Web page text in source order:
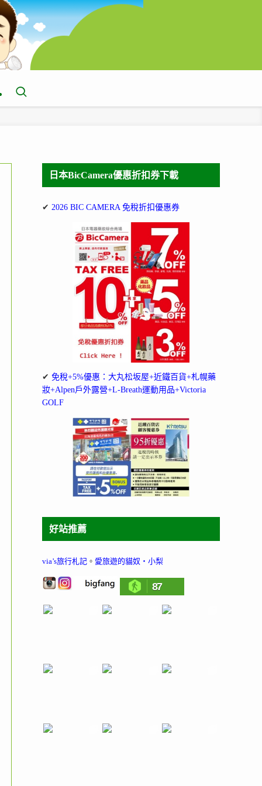
日本BicCamera優惠折扣券下載
✔ 2026 BIC CAMERA 免稅折扣優惠券
✔ 免稅+5%優惠：大丸松坂屋+近鐵百貨+札幌藥
妝+Alpen戶外露營+L-Breath運動用品+Victoria
GOLF
好站推薦
via’s旅行札記 。 愛旅遊的貓奴‧小梨
87